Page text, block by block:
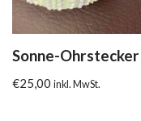
Sonne-Ohrstecker
€25,00 inkl. MwSt.